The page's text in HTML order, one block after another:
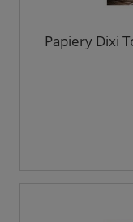
Papiery Dixi